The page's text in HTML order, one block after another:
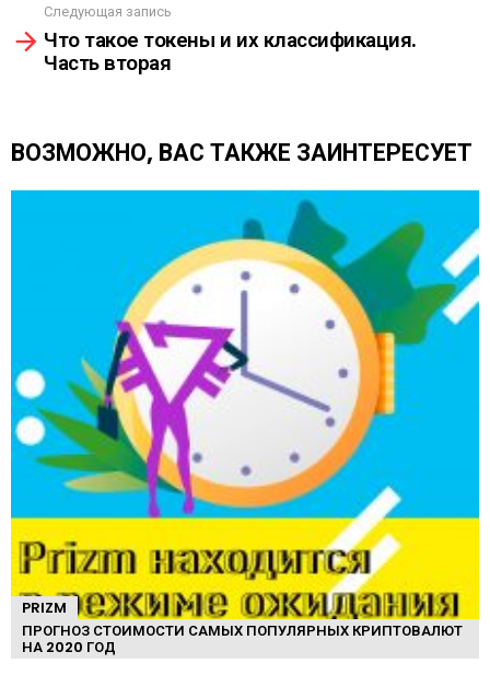
т
е
Следующая запись
Что такое токены и их классификация.
Часть вторая
ВОЗМОЖНО, ВАС ТАКЖЕ ЗАИНТЕРЕСУЕТ
PRIZM
ПРОГНОЗ СТОИМОСТИ САМЫХ ПОПУЛЯРНЫХ КРИПТОВАЛЮТ
НА 2020 ГОД